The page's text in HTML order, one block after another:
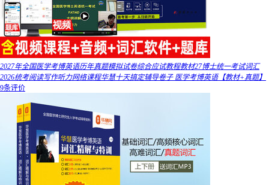
2027年全国医学考博英语历年真题模拟试卷综合应试教程教材27博士统一考试词汇
2026统考阅读写作听力网络课程华慧十天搞定辅导卷子 医学考博英语【教材+真题】
9条评价